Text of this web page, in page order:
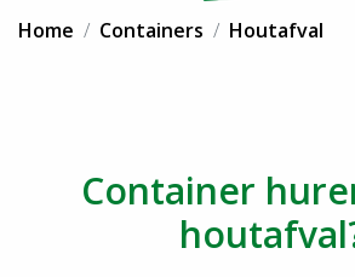
Over HRM
Transport
Home Containers Houtafval
Container